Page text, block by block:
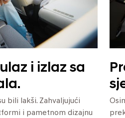
i izlaz sa
bili lakši. Zahvaljujući
i pametnom dizajnu